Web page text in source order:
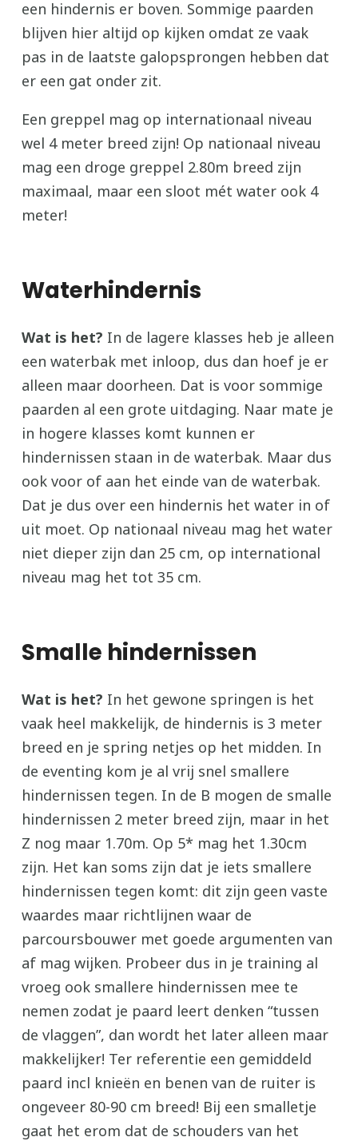
een hindernis er boven. Sommige paarden
blijven hier altijd op kijken omdat ze vaak
pas in de laatste galopsprongen hebben dat
er een gat onder zit.
Een greppel mag op internationaal niveau
wel 4 meter breed zijn! Op nationaal niveau
mag een droge greppel 2.80m breed zijn
maximaal, maar een sloot mét water ook 4
meter!
Waterhindernis
Wat is het? In de lagere klasses heb je alleen
een waterbak met inloop, dus dan hoef je er
alleen maar doorheen. Dat is voor sommige
paarden al een grote uitdaging. Naar mate je
in hogere klasses komt kunnen er
hindernissen staan in de waterbak. Maar dus
ook voor of aan het einde van de waterbak.
Dat je dus over een hindernis het water in of
uit moet. Op nationaal niveau mag het water
niet dieper zijn dan 25 cm, op international
niveau mag het tot 35 cm.
Smalle hindernissen
Wat is het? In het gewone springen is het
vaak heel makkelijk, de hindernis is 3 meter
breed en je spring netjes op het midden. In
de eventing kom je al vrij snel smallere
hindernissen tegen. In de B mogen de smalle
hindernissen 2 meter breed zijn, maar in het
Z nog maar 1.70m. Op 5* mag het 1.30cm
zijn. Het kan soms zijn dat je iets smallere
hindernissen tegen komt: dit zijn geen vaste
waardes maar richtlijnen waar de
parcoursbouwer met goede argumenten van
af mag wijken. Probeer dus in je training al
vroeg ook smallere hindernissen mee te
nemen zodat je paard leert denken “tussen
de vlaggen”, dan wordt het later alleen maar
makkelijker! Ter referentie een gemiddeld
paard incl knieën en benen van de ruiter is
ongeveer 80-90 cm breed! Bij een smalletje
gaat het erom dat de schouders van het